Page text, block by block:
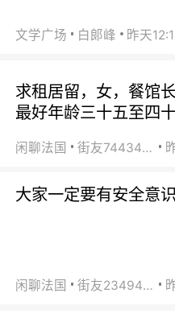
文学广场 白郞峰 昨天
求租居留，女，餐馆
最好年龄三十五至四
闲聊法国 街友74434350
大家一定要有安全意识
闲聊法国 街友23494008